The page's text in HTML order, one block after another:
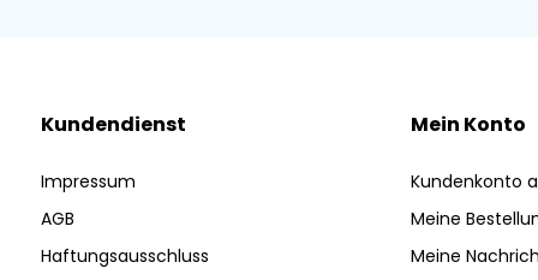
Kundendienst
Impressum
AGB
Haftungsausschluss
Mein Konto
Kundenkonto
Meine
Meine